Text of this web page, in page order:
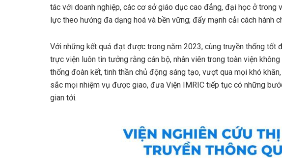
tác với doanh nghiệp, các cơ sở giáo dục cao đẳng, đại học ở trong
lực theo hướng đa dạng hoá và bền vững; đẩy mạnh cải cách hành
Với những kết quả đạt được trong năm 2023, cùng truyền thống tốt
trực viện luôn tin tưởng rằng cán bộ, nhân viên trong toàn viện
thống đoàn kết, tinh thần chủ động sáng tạo, vượt qua mọi khó
sắc mọi nhiệm vụ được giao, đưa Viện IMRIC tiếp tục có những
gian tới.